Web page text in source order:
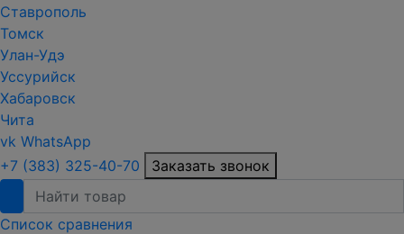
Ставрополь
Томск
Улан-Удэ
Уссурийск
Хабаровск
Чита
vk WhatsApp
+7 (383) 325-40-70
Заказать звонок
Список сравнения